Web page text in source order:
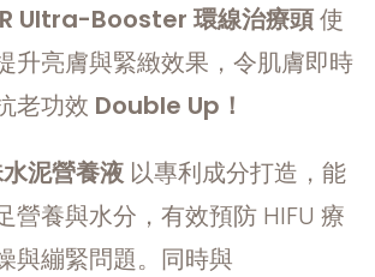
Ultra-Booster 環線治療頭使
升亮膚與緊緻效果，令肌膚即時
老功效 Double Up ！
泥營養液以專利成分打造，能
營養與水分，有效預防 HIFU 療
與繃緊問題。同時與